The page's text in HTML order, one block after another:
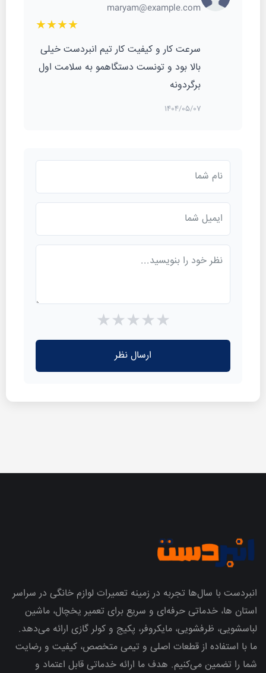
maryam@example.com
★★★★
سرعت کار و کیفیت کار تیم انبردست خیلی
بالا بود و تونست دستگاهمو به سلامت اول
برگردونه
1404/05/07
★★★★★
ارسال نظر
انبردست با سال‌ها تجربه در زمینه تعمیرات لوازم خانگی در سراسر
استان ها، خدماتی حرفه‌ای و سریع برای تعمیر یخچال، ماشین
لباسشویی، ظرفشویی، مایکروفر، پکیج و کولر گازی ارائه می‌دهد.
ما با استفاده از قطعات اصلی و تیمی متخصص، کیفیت و رضایت
شما را تضمین می‌کنیم. هدف ما ارائه خدماتی قابل اعتماد و